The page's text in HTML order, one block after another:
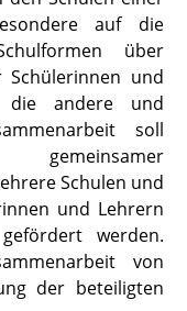
auf die
über
Schülerinnen und
andere und
soll
Schulen und
und Lehrern
werden.
von
der beteiligten